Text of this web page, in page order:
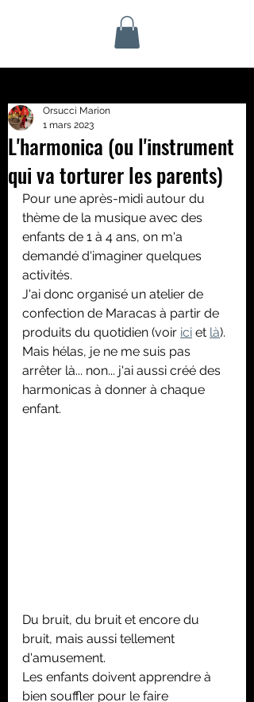
L'harmonica (ou l'instrument
qui va torturer les parents)
Orsucci Marion
1 mars 2023
Pour une après-midi autour du
thème de la musique avec des
enfants de 1 à 4 ans, on m'a
demandé d'imaginer quelques
activités.
J'ai donc organisé un atelier de
confection de Maracas à partir de
produits du quotidien (voir ici et là).
Mais hélas, je ne me suis pas
arrêter là... non... j'ai aussi créé des
harmonicas à donner à chaque
enfant.
Du bruit, du bruit et encore du
bruit, mais aussi tellement
d'amusement.
Les enfants doivent apprendre à
bien souffler pour le faire